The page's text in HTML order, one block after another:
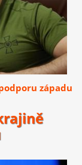
západu